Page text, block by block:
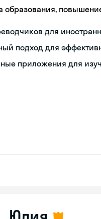
образования,
для
подход для
приложения для